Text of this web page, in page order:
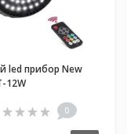
led прибор New
12W
0